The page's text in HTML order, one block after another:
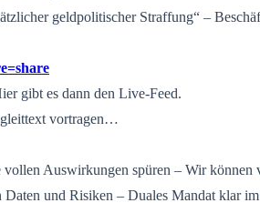
geldpolitischer Straffung“ –
gibt es dann den Live-Feed.
vortragen…
Auswirkungen spüren – Wir
Daten und Risiken – Duales Mandat klar